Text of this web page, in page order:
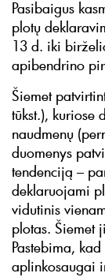
Pasibaigus
plotų
13 d. iki
apibendrino
Šiemet
tūkst.), kuriose
naudmenų
duomenys
tendenciją –
deklaruojami
vidutinis
plotas. Šiemet
Pastebima,
aplinkosaugai